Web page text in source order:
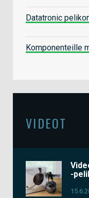
Datatronic
Komponenteille
VIDEOT
-